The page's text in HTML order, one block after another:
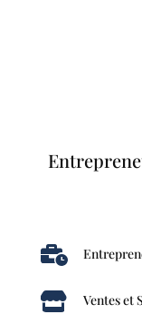

 Ventes et